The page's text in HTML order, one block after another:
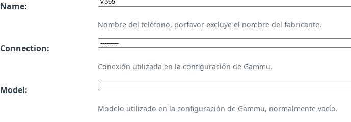
Name:
Nombre del teléfono, porfavor excluye el nombre del fabricante.
Connection:
Conexión utilizada en la configuración de Gammu.
Model:
Modelo utilizado en la configuración de Gammu, normalmente vacío.